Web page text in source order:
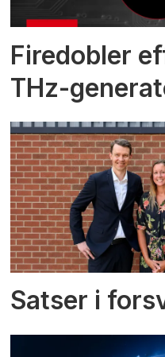
Firedobler
THz-
Satser i